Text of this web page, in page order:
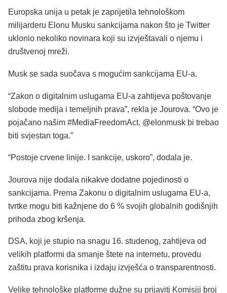
Europska unija u petak je zaprijetila tehnološkom
milijarderu Elonu Musku sankcijama nakon što je Twitter
uklonio nekoliko novinara koji su izvještavali o njemu i
društvenoj mreži.
Musk se sada suočava s mogućim sankcijama EU-a.
“Zakon o digitalnim uslugama EU-a zahtijeva poštovanje
slobode medija i temeljnih prava”, rekla je Jourova. “Ovo je
pojačano našim #MediaFreedomAct. @elonmusk bi trebao
biti svjestan toga.”
“Postoje crvene linije. I sankcije, uskoro”, dodala je.
Jourova nije dodala nikakve dodatne pojedinosti o
sankcijama. Prema Zakonu o digitalnim uslugama EU-a,
tvrtke mogu biti kažnjene do 6 % svojih globalnih godišnjih
prihoda zbog kršenja.
DSA, koji je stupio na snagu 16. studenog, zahtijeva od
velikih platformi da smanje štete na internetu, provedu
zaštitu prava korisnika i izdaju izvješća o transparentnosti.
Velike tehnološke platforme dužne su prijaviti Komisiji broj